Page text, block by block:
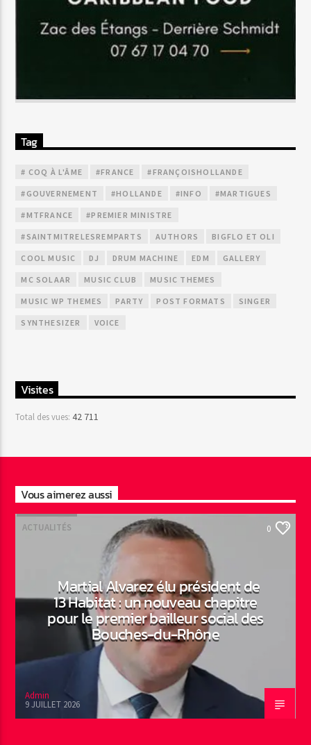
Tag
# COQ À L'ÂME #FRANCE #FRANÇOISHOLLANDE
#GOUVERNEMENT #HOLLANDE #INFO #MARTIGUES
#MTFRANCE #PREMIER MINISTRE
#SAINTMITRELESREMPARTS AUTHORS BIGFLO ET OLI
COOL MUSIC DJ DRUM MACHINE EDM GALLERY
MC SOLAAR MUSIC CLUB MUSIC THEMES
MUSIC WP THEMES PARTY POST FORMATS SINGER
SYNTHESIZER VOICE
Visites
Total des vues:42 711
Vous aimerez aussi
ACTUALITÉS 0
Martial Alvarez élu président de
13 Habitat : un nouveau chapitre
pour le premier bailleur social des
Bouches-du-Rhône
Admin
9 JUILLET 2026